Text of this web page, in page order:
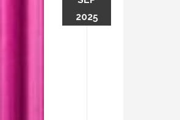
2025